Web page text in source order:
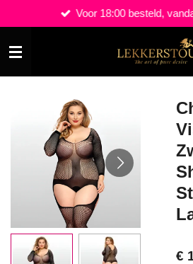
direct
naar
de
hoofdinhoud
Voor 18:00 besteld,
€